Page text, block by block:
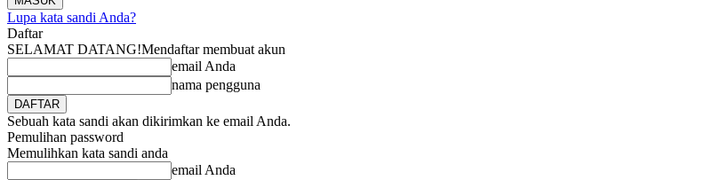
Lupa kata sandi Anda?
Daftar
SELAMAT DATANG!Mendaftar membuat akun
email Anda
nama pengguna
Sebuah kata sandi akan dikirimkan ke email Anda.
Pemulihan password
Memulihkan kata sandi anda
email Anda